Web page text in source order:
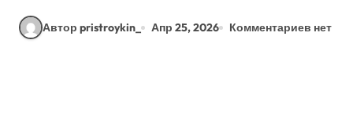
Автор pristroykin_ Апр 25, 2026 Комментариев нет